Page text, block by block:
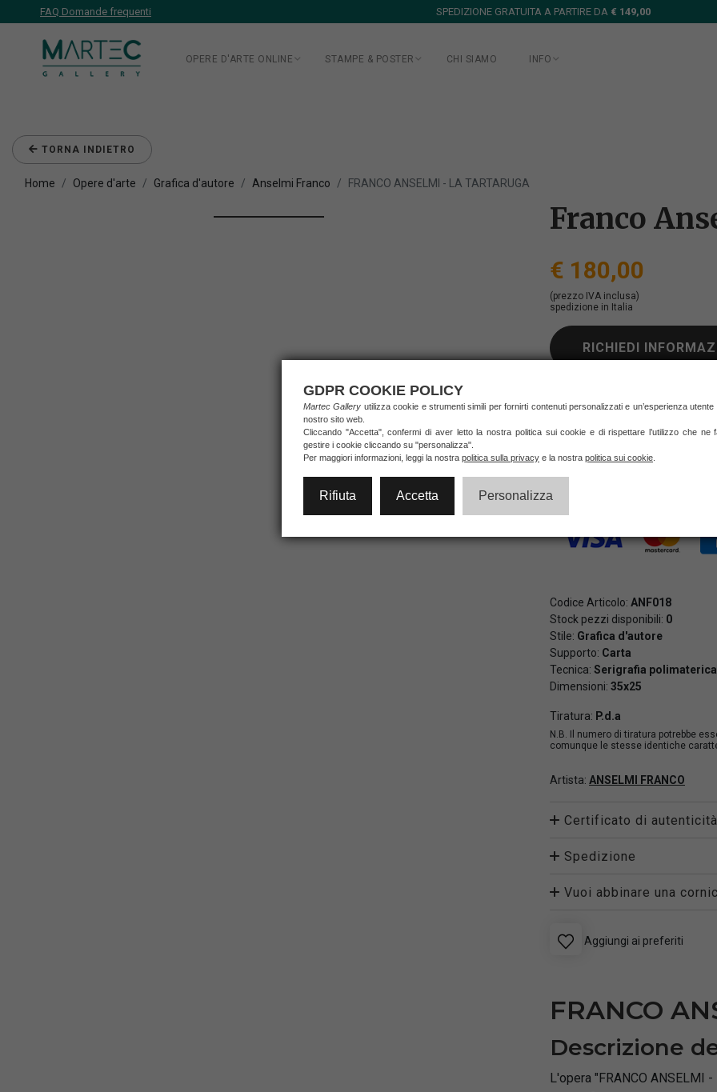
FAQ Domande frequenti SPEDIZIONE GRATUITA A PARTIRE DA € 149,00
OPERE D'ARTE ONLINE STAMPE & POSTER CHI SIAMO INFO
TORNA INDIETRO
Home Opere d'arte Grafica d'autore Anselmi Franco FRANCO ANSELMI - LA TARTARUGA
Franco
€ 180,00
(prezzo IVA inclusa)
spedizione in Italia
RICHIEDI
di credito e PayPal (anche in 3
Codice Articolo: ANF018
Stock pezzi disponibili: 0
Stile: Grafica d'autore
Supporto: Carta
Tecnica: Serigrafia polimaterica
Dimensioni: 35x25
Tiratura: P.d.a
N.B. Il numero di tiratura potrebbe
comunque le stesse identiche
Artista: ANSELMI FRANCO
Certificato di autenticità
Spedizione
Vuoi abbinare una
Aggiungi ai preferiti
FRANCO
Descrizione
L'opera "FRANCO ANSELMI
GDPR COOKIE POLICY
Martec Gallery utilizza cookie e strumenti simili per fornirti contenuti personalizzati e un’esperienza utente
nostro sito web.
Cliccando "Accetta", confermi di aver letto la nostra politica sui cookie e di rispettare l’utilizzo che ne
gestire i cookie cliccando su "personalizza".
Per maggiori informazioni, leggi la nostra politica sulla privacy e la nostra politica sui cookie
Rifiuta Accetta Personalizza